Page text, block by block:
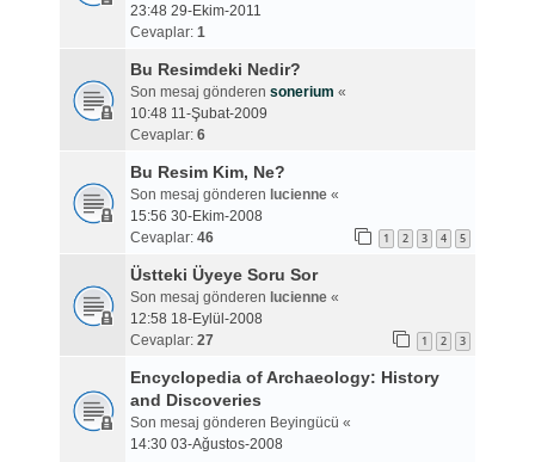
23:48 29-Ekim-2011
Cevaplar: 1
Bu Resimdeki Nedir?
Son mesaj gönderen sonerium «
10:48 11-Şubat-2009
Cevaplar: 6
Bu Resim Kim, Ne?
Son mesaj gönderen lucienne«
15:56 30-Ekim-2008
Cevaplar: 46 1 2 3 4 5
Üstteki Üyeye Soru Sor
Son mesaj gönderen lucienne«
12:58 18-Eylül-2008
Cevaplar: 27 1 2 3
Encyclopedia of Archaeology: History
and Discoveries
Son mesaj gönderen Beyingücü «
14:30 03-Ağustos-2008